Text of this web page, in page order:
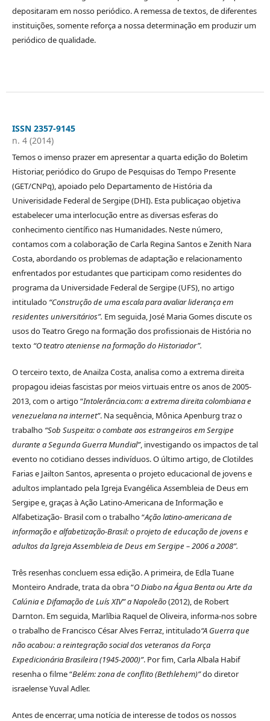
depositaram em nosso periódico. A remessa de textos, de diferentes
instituições, somente reforça a nossa determinação em produzir um
periódico de qualidade.
ISSN 2357-9145
n. 4 (2014)
Temos o imenso prazer em apresentar a quarta edição do Boletim
Historiar, periódico do Grupo de Pesquisas do Tempo Presente
(GET/CNPq), apoiado pelo Departamento de História da
Univerisidade Federal de Sergipe (DHI). Esta publicaçao objetiva
estabelecer uma interlocução entre as diversas esferas do
conhecimento científico nas Humanidades. Neste número,
contamos com a colaboração de Carla Regina Santos e Zenith Nara
Costa, abordando os problemas de adaptação e relacionamento
enfrentados por estudantes que participam como residentes do
programa da Universidade Federal de Sergipe (UFS), no artigo
intitulado “Construção de uma escala para avaliar liderança em
residentes universitários”. Em seguida, José Maria Gomes discute os
usos do Teatro Grego na formação dos profissionais de História no
texto “O teatro ateniense na formação do Historiador”.
O terceiro texto, de Anailza Costa, analisa como a extrema direita
propagou ideias fascistas por meios virtuais entre os anos de 2005-
2013, com o artigo “Intolerância.com: a extrema direita colombiana e
venezuelana na internet”. Na sequência, Mônica Apenburg traz o
trabalho “Sob Suspeita: o combate aos estrangeiros em Sergipe
durante a Segunda Guerra Mundial”, investigando os impactos de tal
evento no cotidiano desses indivíduos. O último artigo, de Clotildes
Farias e Jailton Santos, apresenta o projeto educacional de jovens e
adultos implantado pela Igreja Evangélica Assembleia de Deus em
Sergipe e, graças à Ação Latino-Americana de Informação e
Alfabetização- Brasil com o trabalho “Ação latino-americana de
informação e alfabetização-Brasil: o projeto de educação de jovens e
adultos da Igreja Assembleia de Deus em Sergipe – 2006 a 2008”.
Três resenhas concluem essa edição. A primeira, de Edla Tuane
Monteiro Andrade, trata da obra “O Diabo na Água Benta ou Arte da
Calúnia e Difamação de Luís XIV”a Napoleão(2012), de Robert
Darnton. Em seguida, Marlíbia Raquel de Oliveira, informa-nos sobre
o trabalho de Francisco César Alves Ferraz, intitulado“A Guerra que
não acabou: a reintegração social dos veteranos da Força
Expedicionária Brasileira (1945-2000)”. Por fim, Carla Albala Habif
resenha o filme “Belém: zona de conflito (Bethlehem)”do diretor
israelense Yuval Adler.
Antes de encerrar, uma notícia de interesse de todos os nossos